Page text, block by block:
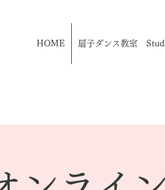
HOME 扇子ダンス教室